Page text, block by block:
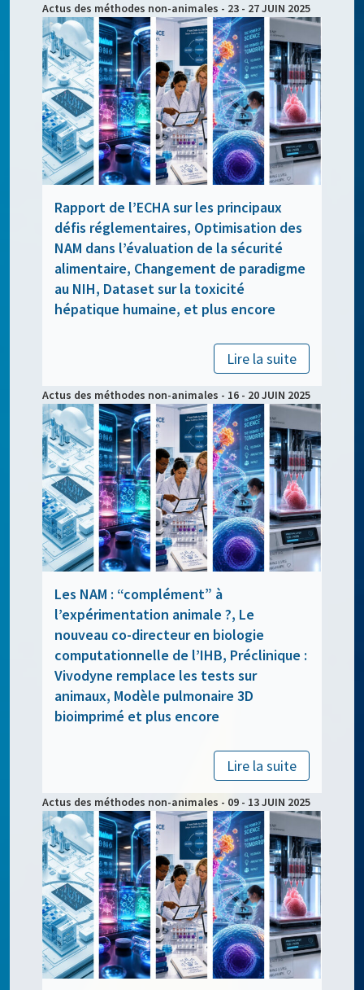
Actus des méthodes non-animales - 23 - 27 JUIN 2025
Rapport de l’ECHA sur les principaux
défis réglementaires, Optimisation des
NAM dans l’évaluation de la sécurité
alimentaire, Changement de paradigme
au NIH, Dataset sur la toxicité
hépatique humaine, et plus encore
Lire la suite
Actus des méthodes non-animales - 16 - 20 JUIN 2025
Les NAM : “complément” à
l’expérimentation animale ?, Le
nouveau co-directeur en biologie
computationnelle de l’IHB, Préclinique :
Vivodyne remplace les tests sur
animaux, Modèle pulmonaire 3D
bioimprimé et plus encore
Lire la suite
Actus des méthodes non-animales - 09 - 13 JUIN 2025